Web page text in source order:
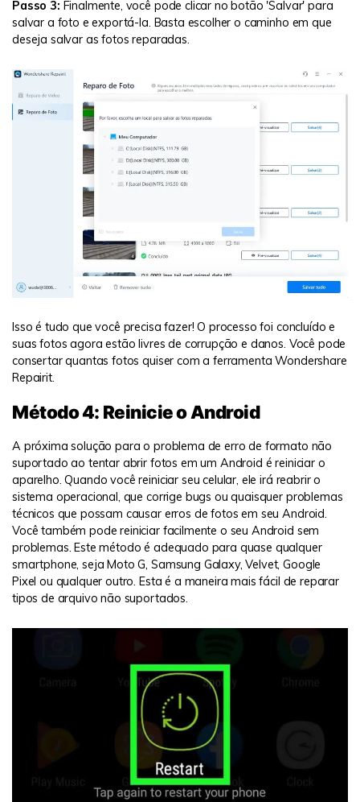
Passo 3: Finalmente, você pode clicar no botão 'Salvar' para
salvar a foto e exportá-la. Basta escolher o caminho em que
deseja salvar as fotos reparadas.
Isso é tudo que você precisa fazer! O processo foi concluído e
suas fotos agora estão livres de corrupção e danos. Você pode
consertar quantas fotos quiser com a ferramenta Wondershare
Repairit.
Método 4: Reinicie o Android
A próxima solução para o problema de erro de formato não
suportado ao tentar abrir fotos em um Android é reiniciar o
aparelho. Quando você reiniciar seu celular, ele irá reabrir o
sistema operacional, que corrige bugs ou quaisquer problemas
técnicos que possam causar erros de fotos em seu Android.
Você também pode reiniciar facilmente o seu Android sem
problemas. Este método é adequado para quase qualquer
smartphone, seja Moto G, Samsung Galaxy, Velvet, Google
Pixel ou qualquer outro. Esta é a maneira mais fácil de reparar
tipos de arquivo não suportados.